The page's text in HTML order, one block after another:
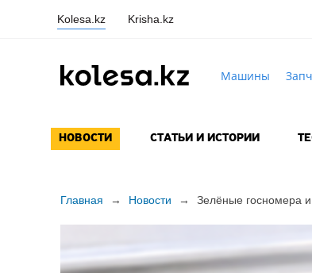
Kolesa.kz Krisha.kz
Машины
НОВОСТИ СТАТЬИ И ИСТОРИИ
Главная → Новости → Зелёные госномера